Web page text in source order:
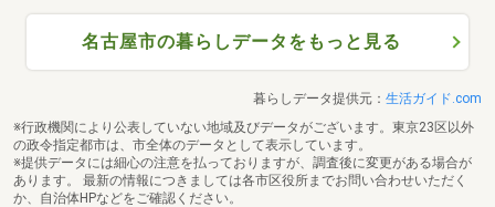
名古屋市の暮らしデータをもっと見る
暮らしデータ提供元： 生活ガイド.com
※行政機関により公表していない地域及びデータがございます。東京23区以外
の政令指定都市は、市全体のデータとして表示しています。
※提供データには細心の注意を払っておりますが、調査後に変更がある場合が
あります。 最新の情報につきましては各市区役所までお問い合わせいただく
か、自治体HPなどをご確認ください。